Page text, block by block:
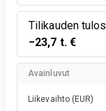
Tilikauden tulos
−23,7 t. €
Avainluvut
Liikevaihto (EUR)